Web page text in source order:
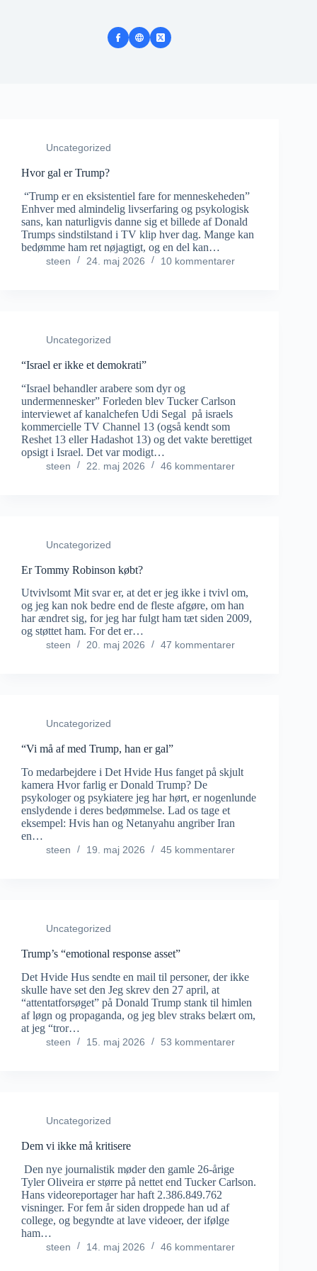
Uncategorized
Hvor gal er Trump?
“Trump er en eksistentiel fare for menneskeheden”
Enhver med almindelig livserfaring og psykologisk
sans, kan naturligvis danne sig et billede af Donald
Trumps sindstilstand i TV klip hver dag. Mange kan
bedømme ham ret nøjagtigt, og en del kan…
steen 24. maj 2026 10 kommentarer
Uncategorized
“Israel er ikke et demokrati”
“Israel behandler arabere som dyr og
undermennesker” Forleden blev Tucker Carlson
interviewet af kanalchefen Udi Segal på israels
kommercielle TV Channel 13 (også kendt som
Reshet 13 eller Hadashot 13) og det vakte berettiget
opsigt i Israel. Det var modigt…
steen 22. maj 2026 46 kommentarer
Uncategorized
Er Tommy Robinson købt?
Utvivlsomt Mit svar er, at det er jeg ikke i tvivl om,
og jeg kan nok bedre end de fleste afgøre, om han
har ændret sig, for jeg har fulgt ham tæt siden 2009,
og støttet ham. For det er…
steen 20. maj 2026 47 kommentarer
Uncategorized
“Vi må af med Trump, han er gal”
To medarbejdere i Det Hvide Hus fanget på skjult
kamera Hvor farlig er Donald Trump? De
psykologer og psykiatere jeg har hørt, er nogenlunde
enslydende i deres bedømmelse. Lad os tage et
eksempel: Hvis han og Netanyahu angriber Iran
en…
steen 19. maj 2026 45 kommentarer
Uncategorized
Trump’s “emotional response asset”
Det Hvide Hus sendte en mail til personer, der ikke
skulle have set den Jeg skrev den 27 april, at
“attentatforsøget” på Donald Trump stank til himlen
af løgn og propaganda, og jeg blev straks belært om,
at jeg “tror…
steen 15. maj 2026 53 kommentarer
Uncategorized
Dem vi ikke må kritisere
Den nye journalistik møder den gamle 26-årige
Tyler Oliveira er større på nettet end Tucker Carlson.
Hans videoreportager har haft 2.386.849.762
visninger. For fem år siden droppede han ud af
college, og begyndte at lave videoer, der ifølge
ham…
steen 14. maj 2026 46 kommentarer